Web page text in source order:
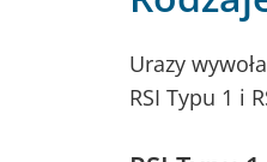
Urazy
RSI Typu 1 i